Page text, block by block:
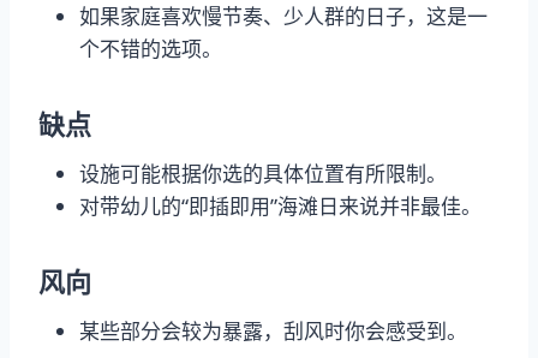
如果家庭喜欢慢节奏、少人群的日子，这是一
个不错的选项。
缺点
设施可能根据你选的具体位置有所限制。
对带幼儿的“即插即用”海滩日来说并非最佳。
风向
某些部分会较为暴露，刮风时你会感受到。